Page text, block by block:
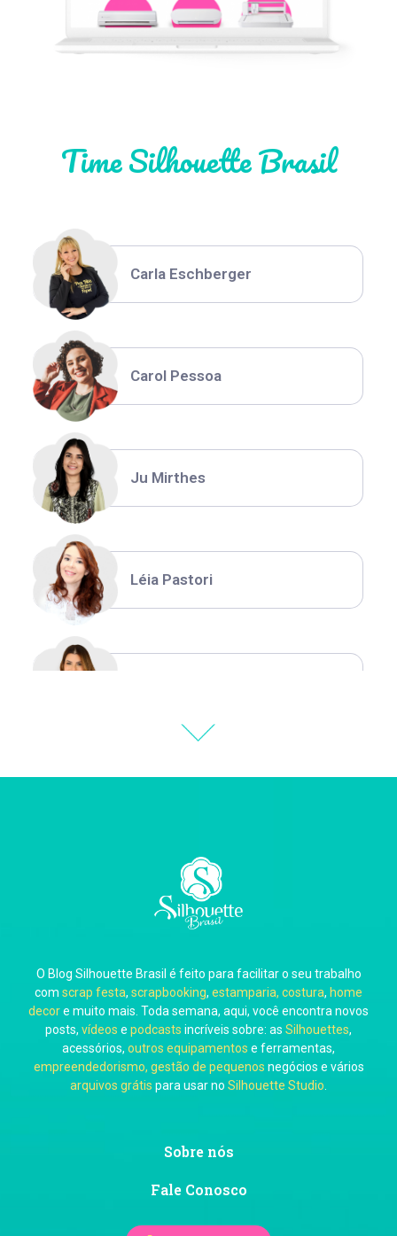
Time Silhouette Brasil
Thiara Ney
Carla Eschberger
Carol Pessoa
Ju Mirthes
Léia Pastori
Carla Eschberger
Carol Pessoa
Ju Mirthes
O Blog Silhouette Brasil é feito para facilitar o seu trabalho
com scrap festa, scrapbooking, estamparia, costura, home
decore muito mais. Toda semana, aqui, você encontra novos
posts, vídeos e podcasts incríveis sobre: as Silhouettes,
acessórios, outros equipamentos e ferramentas,
empreendedorismo, gestão de pequenos negócios e vários
arquivos grátis para usar no Silhouette Studio
Sobre nós
Fale Conosco